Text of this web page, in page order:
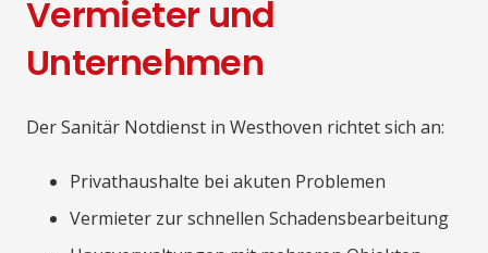
Vermieter und
Unternehmen
Der Sanitär Notdienst in Westhoven richtet sich an:
Privathaushalte bei akuten Problemen
Vermieter zur schnellen Schadensbearbeitung